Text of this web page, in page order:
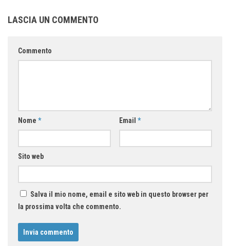
LASCIA UN COMMENTO
Commento
Nome * Email *
Sito web
Salva il mio nome, email e sito web in questo browser per
la prossima volta che commento.